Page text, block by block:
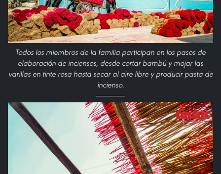
Todos los miembros de la familia participan en los pasos de
elaboración de inciensos, desde cortar bambú y mojar las
varillas en tinte rosa hasta secar al aire libre y producir pasta de
incienso.